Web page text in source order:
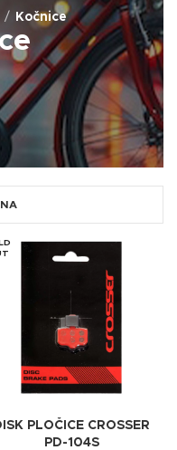
Kočnice
PLOČICE CROSSER
PD-104S